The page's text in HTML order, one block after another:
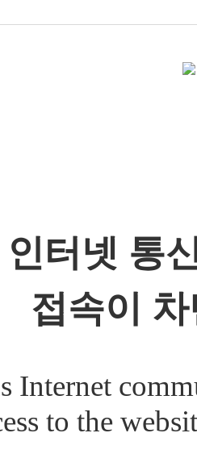
터넷 통
접속이
Internet
to the